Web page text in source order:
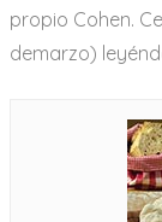
propio Cohen.
demarzo)